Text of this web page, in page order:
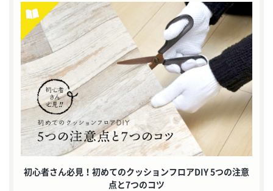
初心者さん必見！初めてのクッションフロアDIY 5つの注意
点と7つのコツ